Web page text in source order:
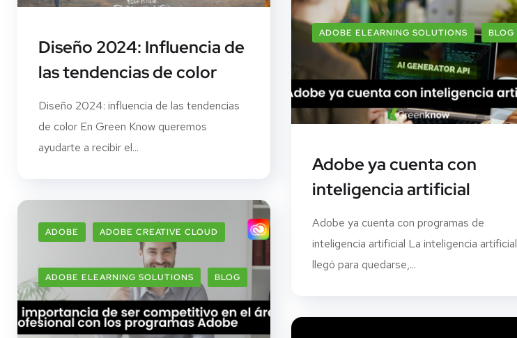
Diseño 2024: Influencia de
las tendencias de color
Diseño 2024: influencia de las tendencias
de color En Green Know queremos
ayudarte a recibir el...
ADOBE ELEARNING SOLUTIONS BLOG
Adobe ya cuenta con
inteligencia artificial
Adobe ya cuenta con programas de
inteligencia artificial La inteligencia artificial
llegó para quedarse,...
ADOBE ADOBE CREATIVE CLOUD
ADOBE ELEARNING SOLUTIONS BLOG